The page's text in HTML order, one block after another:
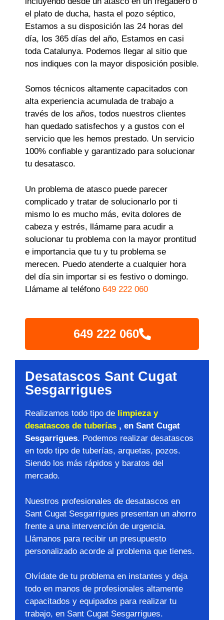
el plato de ducha, hasta el pozo séptico,
Estamos a su disposición las 24 horas del
día, los 365 días del año, Estamos en casi
toda Catalunya. Podemos llegar al sitio que
nos indiques con la mayor disposición posible.
Somos técnicos altamente capacitados con
alta experiencia acumulada de trabajo a
través de los años, todos nuestros clientes
han quedado satisfechos y a gustos con el
servicio que les hemos prestado. Un servicio
100% confiable y garantizado para solucionar
tu desatasco.
Un problema de atasco puede parecer
complicado y tratar de solucionarlo por ti
mismo lo es mucho más, evita dolores de
cabeza y estrés, llámame para acudir a
solucionar tu problema con la mayor prontitud
e importancia que tu y tu problema se
merecen. Puedo atenderte a cualquier hora
del día sin importar si es festivo o domingo.
Llámame al teléfono 649 222 060
649 222 060
Desatascos Sant Cugat
Sesgarrigues
Realizamos todo tipo de limpieza y
desatascos de tuberías , en Sant Cugat
Sesgarrigues. Podemos realizar desatascos
en todo tipo de tuberías, arquetas, pozos.
Siendo los más rápidos y baratos del
mercado.
Nuestros profesionales de desatascos en
Sant Cugat Sesgarrigues presentan un ahorro
frente a una intervención de urgencia.
Llámanos para recibir un presupuesto
personalizado acorde al problema que tienes.
Olvídate de tu problema en instantes y deja
todo en manos de profesionales altamente
capacitados y equipados para realizar tu
trabajo, en Sant Cugat Sesgarrigues.